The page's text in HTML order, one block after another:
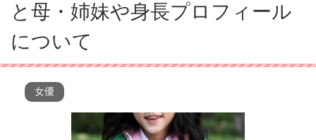
と母・姉妹や身長プロフィール
について
女優